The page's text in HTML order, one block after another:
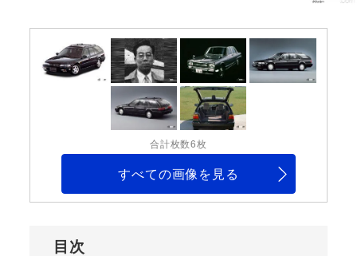
合計枚数6枚
すべての画像を見る
目次